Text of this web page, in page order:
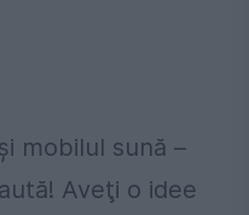
mobilul sună –
Aveţi o idee